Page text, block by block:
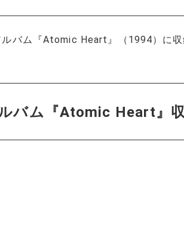
バム『Atomic Heart』（1994）に収
ム『Atomic Heart』収